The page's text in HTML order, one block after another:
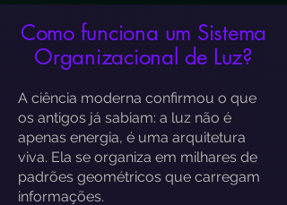
Como funciona um Sistema
Organizacional de Luz?
A ciência moderna confirmou o que
os antigos já sabiam: a luz não é
apenas energia, é uma arquitetura
viva. Ela se organiza em milhares de
padrões geométricos que carregam
informações.